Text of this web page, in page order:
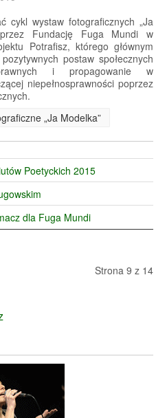
cykl wystaw fotograficznych „Ja
przez Fundację Fuga Mundi w
Potrafisz, którego głównym
postaw społecznych
i propagowanie w
niepełnosprawności poprzez
„Ja Modelka”
Poetyckich 2015
dla Fuga Mundi
Strona 9 z 14